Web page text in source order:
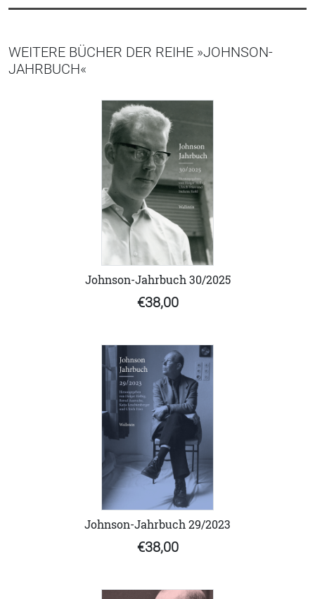
WEITERE BÜCHER DER REIHE »JOHNSON-
JAHRBUCH«
Johnson-Jahrbuch 30/2025
€38,00
Johnson-Jahrbuch 29/2023
€38,00